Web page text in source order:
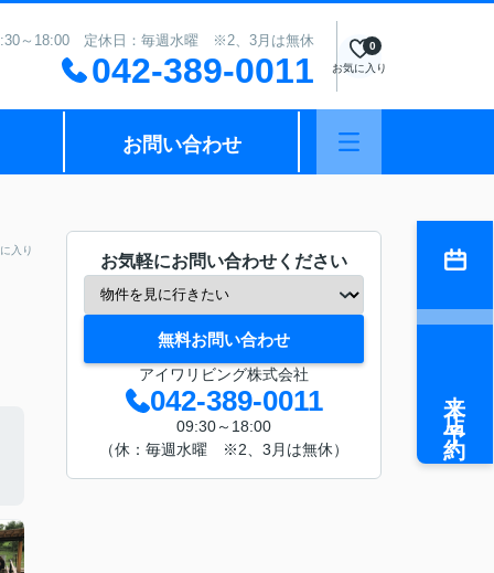
～18:00 定休日：毎週水曜 ※2、3月は無休
042-389-0011 お気に入り
0
お問い合わせ
入り
お気軽にお問い合わせください
無料お問い合わせ
アイワリビング株式会社
042-389-0011
09:30～18:00
（休：毎週水曜 ※2、3月は無休）
来店予約